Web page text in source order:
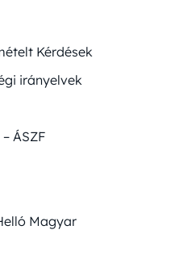
Kérdések
irányelvek
ÁSZF
Magyar